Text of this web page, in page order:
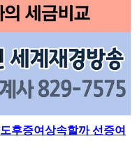
후증여상속할까 선증여